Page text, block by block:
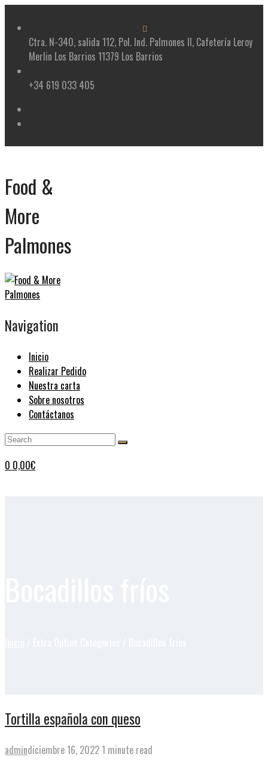
contentCtra. N-340, salida 112, Pol. Ind. Palmones II, Cafetería Leroy
Merlin Los Barrios 11379 Los Barrios
+34 619 033 405
Food &
More
Palmones
Navigation
Inicio
Realizar Pedido
Nuestra carta
Sobre nosotros
Contáctanos
0 0,00€
Tortilla española con queso
admindiciembre 16, 2022 1 minute read